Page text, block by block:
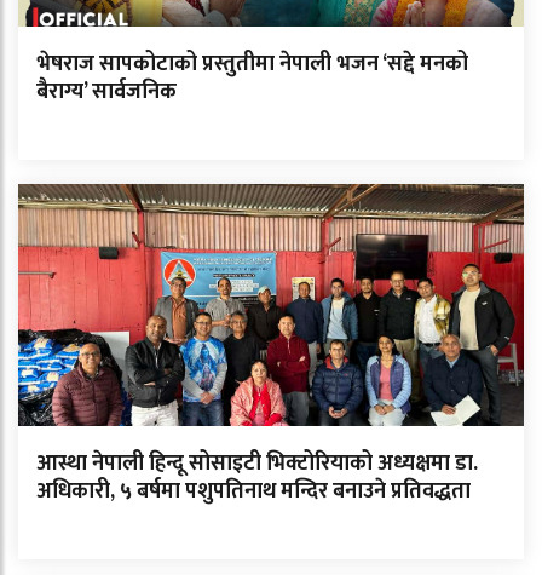
भेषराज सापकोटाको प्रस्तुतीमा नेपाली भजन ‘सद्दे मनको
बैराग्य’ सार्वजनिक
आस्था नेपाली हिन्दू सोसाइटी भिक्टोरियाको अध्यक्षमा डा.
अधिकारी, ५ बर्षमा पशुपतिनाथ मन्दिर बनाउने प्रतिवद्धता